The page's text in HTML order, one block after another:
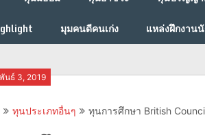
มุมคนดีคนเก่ง แหล่งฝึกงาน
นธ์ 3, 2019
ทุนประเภทอื่นๆ ทุนการศึกษา British